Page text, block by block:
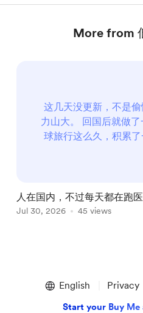
More from
这几天没更新，不是
力山大。 回国后就做
球旅行这么久，积累
指反复受到挤压，形
人在国内，不过每天都在跑
验对比，顺便请大家帮我出出
Jul 30, 2026 45 views
English Privacy
Start your Buy Me